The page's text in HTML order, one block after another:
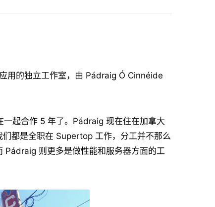
用的独立工作室，由 Pádraig Ó Cinnéide
起合作 5 年了。Pádraig 现在住在加拿大
都是全职在 Supertop 工作，分工并不那么
Pádraig 则更多是做性能和服务器方面的工